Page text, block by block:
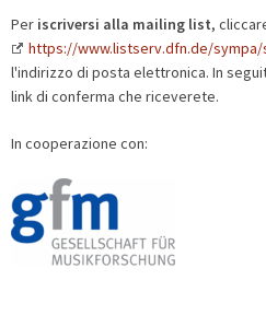
Per iscriversi alla mailing list,
https://www.listserv.dfn.de/
l'indirizzo di posta elettronica. In
link di conferma che riceverete.
In cooperazione con: